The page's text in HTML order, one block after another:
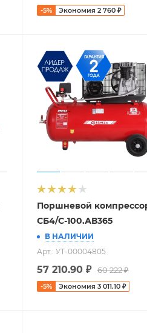
-5% Экономия 2 760₽
Поршневой
СБ4/С-100.АВ365
В НАЛИЧИИ
Арт.: УТ-00004805
57 210.90₽ 60 222₽
-5% Экономия 3 011.10₽